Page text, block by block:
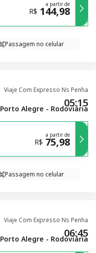
a partir de
R$ 144,98
Passagem no celular
Viaje Com Expresso Ns Penha
05:15
Porto Alegre - Rodoviária
a partir de
R$ 75,98
Passagem no celular
Viaje Com Expresso Ns Penha
06:45
Porto Alegre - Rodoviária